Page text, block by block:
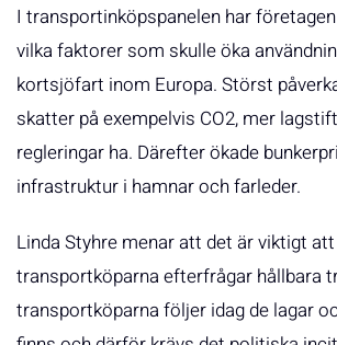
I transportinköpspanelen har
vilka faktorer som skulle öka
kortsjöfart inom Europa. Störst
skatter på exempelvis CO2, mer
regleringar ha. Därefter ökade
infrastruktur i hamnar och farleder.
Linda Styhre menar att det är viktigt att
transportköparna efterfrågar hållbara
transportköparna följer idag de lagar